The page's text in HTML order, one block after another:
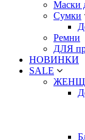
Маски
Сумки
Ремни
ДЛЯ
НОВИНКИ
SALE